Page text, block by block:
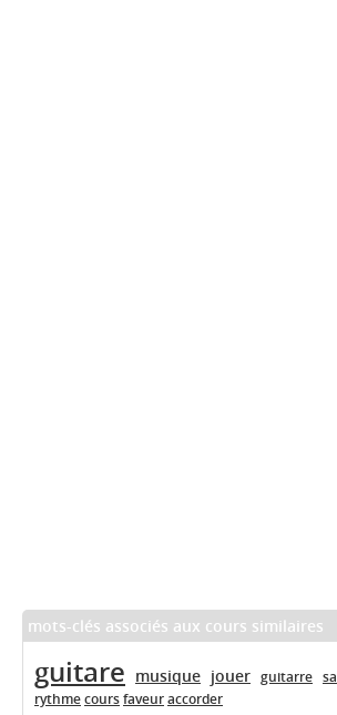
mots-clés associés aux cours similaires
guitare musique jouer guitarre sa
rythmecoursfaveuraccorder